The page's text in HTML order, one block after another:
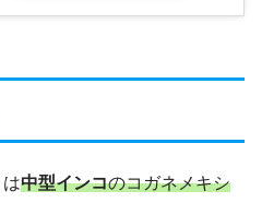
は中型インコのコガネメキシ